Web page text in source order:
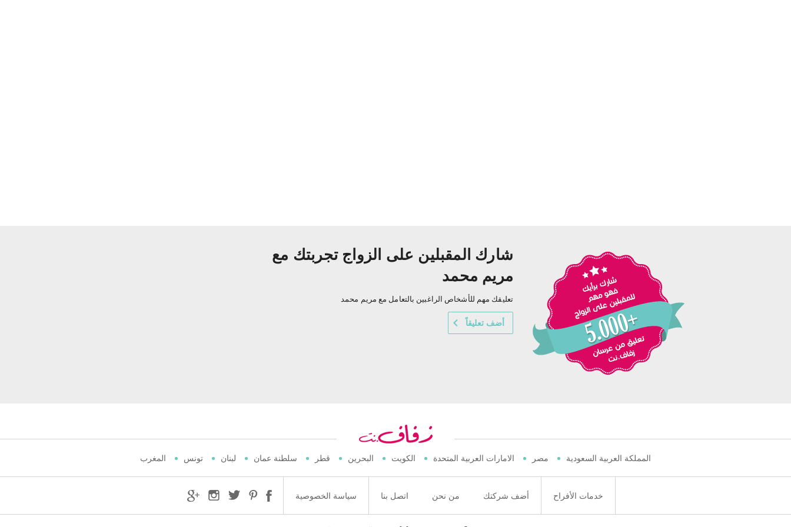
شارك المقبلين على الزواج تجربتك مع
مريم محمد
تعليقك مهم للأشخاص الراغبين بالتعامل مع مريم محمد
أضف تعليقاً
المملكة العربية السعودية مصر الامارات العربية المتحدة الكويت البحرين قطر سلطنة عمان لبنان تونس المغرب
خدمات الأفراح أضف شركتك من نحن اتصل بنا سياسة الخصوصية